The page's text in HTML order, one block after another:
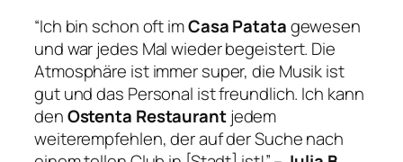
“Ich bin schon oft imCasa Patatagewesen
und war jedes Mal wieder begeistert. Die
Atmosphäre ist immer super, die Musik ist
gut und das Personal ist freundlich. Ich kann
denOstenta Restaurantjedem
weiterempfehlen, der auf der Suche nach